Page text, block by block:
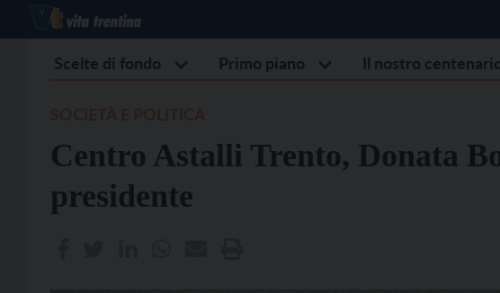
Scelte di fondo Primo piano Il nostro
Centro Astalli Trento, Donata
presidente